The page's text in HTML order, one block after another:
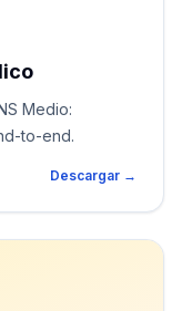
Medio:
to-end.
Descargar →